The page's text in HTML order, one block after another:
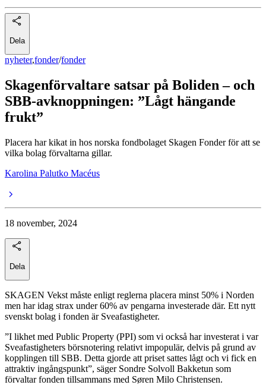
Dela
nyheter,fonder/fonder
Skagenförvaltare satsar på Boliden – och
SBB-avknoppningen: ”Lågt hängande
frukt”
Placera har kikat in hos norska fondbolaget Skagen Fonder för att se
vilka bolag förvaltarna gillar.
Karolina Palutko Macéus
18 november, 2024
Dela
SKAGEN Vekst måste enligt reglerna placera minst 50% i Norden
men har idag strax under 60% av pengarna investerade där. Ett nytt
svenskt bolag i fonden är Sveafastigheter.
”I likhet med Public Property (PPI) som vi också har investerat i var
Sveafastigheters börsnotering relativt impopulär, delvis på grund av
kopplingen till SBB. Detta gjorde att priset sattes lågt och vi fick en
attraktiv ingångspunkt”, säger Sondre Solvoll Bakketun som
förvaltar fonden tillsammans med Søren Milo Christensen.